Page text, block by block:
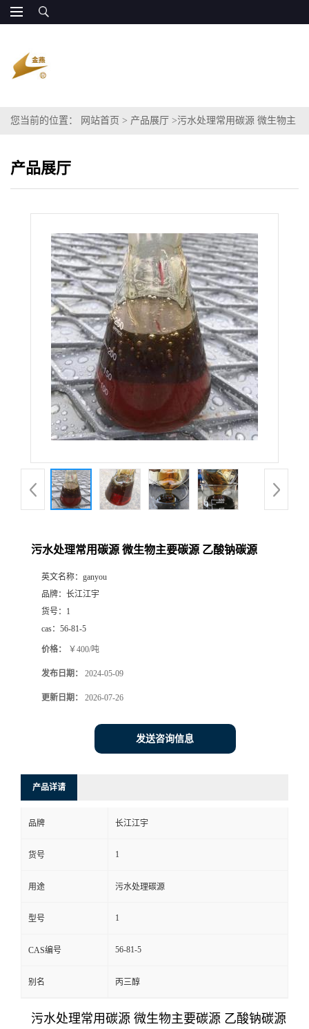
您当前的位置： 网站首页 > 产品展厅 >污水处理常用碳源 微生物主
产品展厅
污水处理常用碳源 微生物主要碳源 乙酸钠碳源
英文名称： ganyou
品牌： 长江江宇
货号： 1
cas： 56-81-5
价格： ￥400/吨
发布日期： 2024-05-09
更新日期： 2026-07-26
发送咨询信息
产品详请
品牌 长江江宇
货号 1
用途 污水处理碳源
型号 1
CAS编号 56-81-5
别名 丙三醇
污水处理常用碳源 微生物主要碳源 乙酸钠碳源